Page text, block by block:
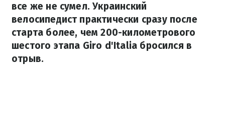
все же не сумел. Украинский
велосипедист практически сразу после
старта более, чем 200-километрового
шестого этапа Giro d'Italia бросился в
отрыв.